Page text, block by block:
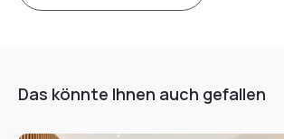
Das könnte Ihnen auch gefallen